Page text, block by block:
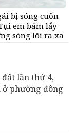
bị sóng cuốn
em bám lấy
sóng lôi ra xa
đất lần thứ 4,
phường đông